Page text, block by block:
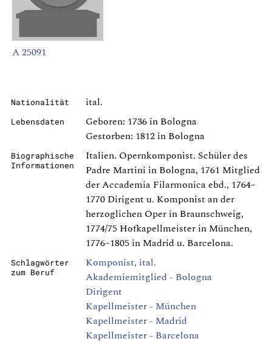
A 25091
Nationalität ital.
Lebensdaten
Geboren: 1736 in Bologna
Gestorben: 1812 in Bologna
Biographische
Informationen
Italien. Opernkomponist. Schüler des
Padre Martini in Bologna, 1761 Mitglied
der Accademia Filarmonica ebd., 1764–
1770 Dirigent u. Komponist an der
herzoglichen Oper in Braunschweig,
1774/75 Hofkapellmeister in München,
1776–1805 in Madrid u. Barcelona.
Schlagwörter
zum Beruf
Komponist, ital.
Akademiemitglied - Bologna
Dirigent
Kapellmeister - München
Kapellmeister - Madrid
Kapellmeister - Barcelona